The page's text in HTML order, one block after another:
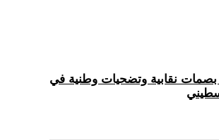
بصمات نقابية وتضحيات وطنية في